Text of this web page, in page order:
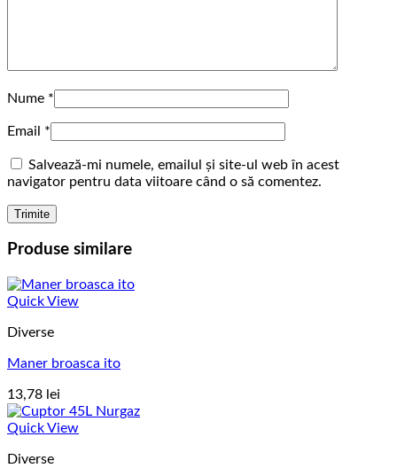
Nume *
Email *
Salvează-mi numele, emailul și site-ul web în acest
navigator pentru data viitoare când o să comentez.
Produse similare
Quick View
Diverse
Maner broasca ito
13,78 lei
Quick View
Diverse